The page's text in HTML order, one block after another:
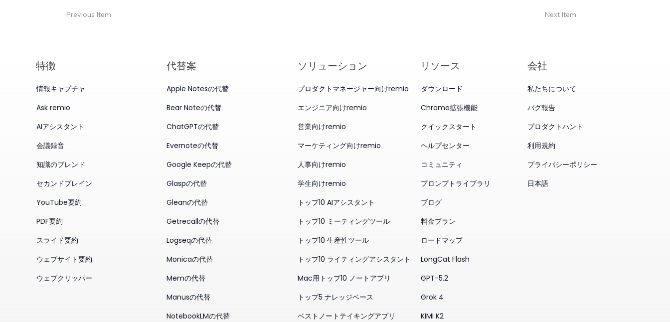
Previous Item Next Item
特徴
情報キャプチャ
Ask remio
AIアシスタント
会議録音
知識のブレンド
セカンドブレイン
YouTube要約
PDF要約
スライド要約
ウェブサイト要約
ウェブクリッパー
代替案
Apple Notesの代替
Bear Noteの代替
ChatGPTの代替
Evernoteの代替
Google Keepの代替
Glaspの代替
Gleanの代替
Getrecallの代替
Logseqの代替
Monicaの代替
Memの代替
Manusの代替
NotebookLMの代替
ソリューション
プロダクトマネージャー向けremio
エンジニア向けremio
営業向けremio
マーケティング向けremio
人事向けremio
学生向けremio
トップ10 AIアシスタント
トップ10 ミーティングツール
トップ10 生産性ツール
トップ10 ライティングアシスタント
Mac用トップ10 ノートアプリ
トップ5 ナレッジベース
ベストノートテイキングアプリ
リソース
ダウンロード
Chrome拡張機能
クイックスタート
ヘルプセンター
コミュニティ
プロンプトライブラリ
ブログ
料金プラン
ロードマップ
LongCat Flash
GPT-5.2
Grok 4
KIMI K2
会社
私たちについて
バグ報告
プロダクトハント
利用規約
プライバシーポリシー
日本語